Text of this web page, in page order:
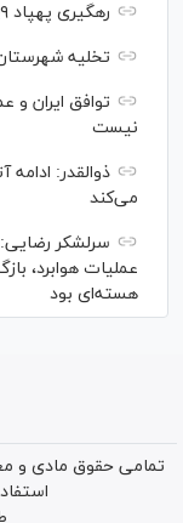
رهگیری پهپاد MQ۹ بر فراز تنگه هرمز
تخلیه
توافق ایران و
نیست
ذوالقدر:
می‌کند
سرلشکر
عملیات هوابرد،
هسته‌ای بود
تمامی حقوق مادی و